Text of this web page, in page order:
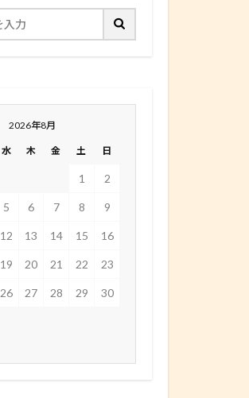
2026年8月
水 木 金 土 日
1 2
5 6 7 8 9
12 13 14 15 16
19 20 21 22 23
26 27 28 29 30